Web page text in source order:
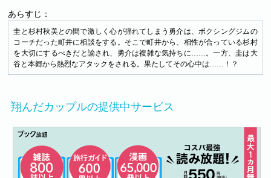
あらすじ：
圭と杉村秋美との間で激しく心が揺れてしまう勇介は、ボクシングジムの
コーチだった町井に相談をする。そこで町井から、相性が合っている杉村
を大切にするべきだと諭され、勇介は複雑な気持ちに……。一方、圭は大
谷と本郷から熱烈なアタックをされる。果たしてその心中は……！？
翔んだカップルの提供中サービス